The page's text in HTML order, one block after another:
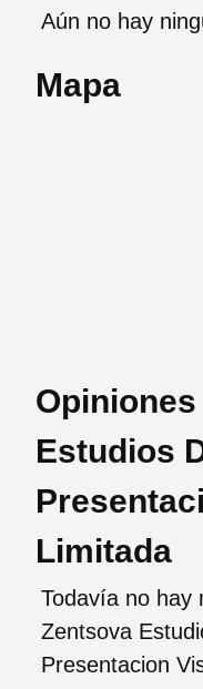
Aún no hay
Mapa
Estudios
Limitada
Todavía no hay
Zentsova
Presentacion